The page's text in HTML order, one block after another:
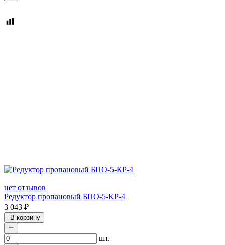
нет отзывов
Редуктор пропановый БПО-5-КР-4
3 043 ₽
В корзину
шт.